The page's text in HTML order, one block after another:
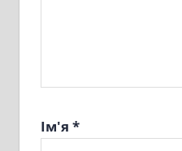
Ім'я *